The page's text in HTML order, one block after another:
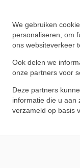
We gebruiken
personaliseren, om
ons websiteverkeer
Ook delen we
onze partners voor
Deze partners
informatie die u aan
verzameld op basis